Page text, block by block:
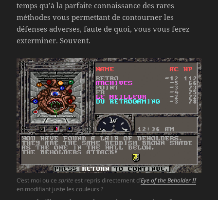
temps qu’à la parfaite connaissance des rares
méthodes vous permettant de contourner les
défenses adverses, faute de quoi, vous vous ferez
exterminer. Souvent.
C’est moi ou cespriteest repris directement d’Eye of the Beholder II
en modifiant juste les couleurs ?